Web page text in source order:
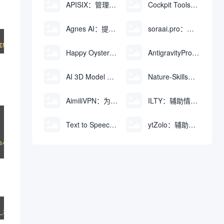
continue_final_message=True)
APISIX：管理和代理API及大模型流量的高性能网关 Cockpit Tools：管理多个AI编程IDE账号与配置多开独立实例的本地桌面应用
Agnes AI：提供全模态模型免费API、支持图文视频生成与复杂工程执行的智能体平台 soraai.pro：支持多模型文字转视频和图像生成的在线创作工具
Happy Oyster AI：生成可交互式3D虚拟世界与视频的大模型 AntigravityProxyLauncher：免TUN全局代理使用Antigravity IDE
AI 3D Model Generator：通过文本和图像快速生成3D模型的在线工具 Nature-Skills：辅助撰写学术论文和绘制科研图表的智能体插件
AimiliVPN：为Linux提供纯净出站家庭IP的VPN代理网关 ILTY：辅助情绪疏导与提供行动建议的AI陪伴工具
Text to Speech AI：支持多说话人与情感控制的文字转语音工具 ytZolo：辅助创建和优化YouTube视频内容的生成工具